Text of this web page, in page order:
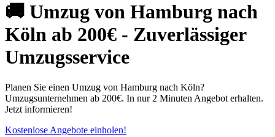
🚚 Umzug von Hamburg nach
Köln ab 200€ - Zuverlässiger
Umzugsservice
Planen Sie einen Umzug von Hamburg nach Köln?
Umzugsunternehmen ab 200€. In nur 2 Minuten Angebot erhalten.
Jetzt informieren!
Kostenlose Angebote einholen!